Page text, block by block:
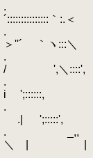
.
´:::::::::::::::｀:.＜
.
＞''´ ｀ヽ:::＼
. ,,ノ⌒
/ ',＼::::',
.
i ';::::::,
. ,. ´ ＞
.| ';:::::',
. _,, ´ ／
＼ | |